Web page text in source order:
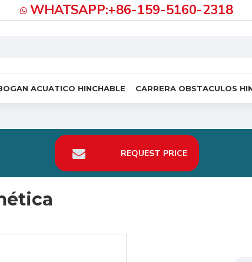
WHATSAPP:+86-159-5160-2318
ACUATICO HINCHABLE CARRERA OBSTACULOS
REQUEST PRICE